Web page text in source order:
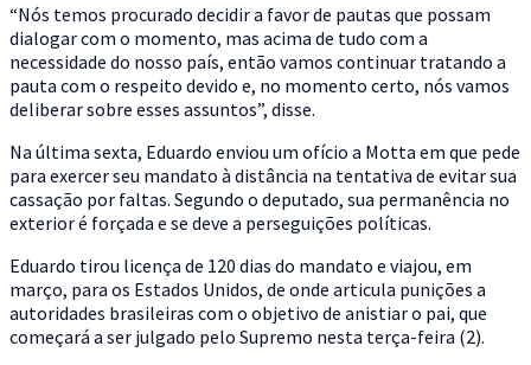
“Nós temos procurado decidir a favor de pautas que possam
dialogar com o momento, mas acima de tudo com a
necessidade do nosso país, então vamos continuar tratando a
pauta com o respeito devido e, no momento certo, nós vamos
deliberar sobre esses assuntos”, disse.
Na última sexta, Eduardo enviou um ofício a Motta em que pede
para exercer seu mandato à distância na tentativa de evitar sua
cassação por faltas. Segundo o deputado, sua permanência no
exterior é forçada e se deve a perseguições políticas.
Eduardo tirou licença de 120 dias do mandato e viajou, em
março, para os Estados Unidos, de onde articula punições a
autoridades brasileiras com o objetivo de anistiar o pai, que
começará a ser julgado pelo Supremo nesta terça-feira (2).